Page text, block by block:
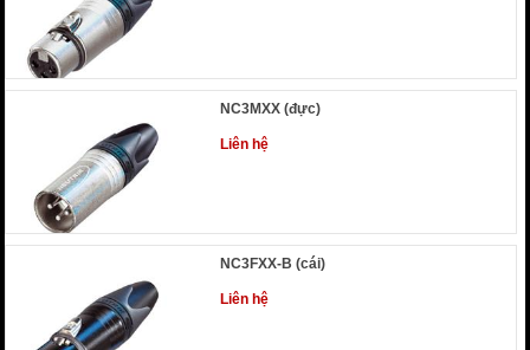
NC3MXX (đực)
Liên hệ
NC3FXX-B (cái)
Liên hệ